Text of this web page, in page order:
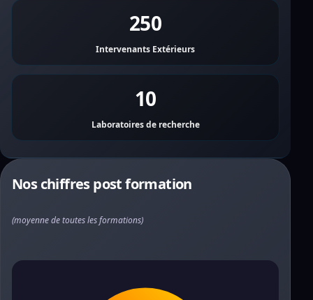
250
Intervenants Extérieurs
10
Laboratoires de recherche
Nos chiffres post formation
(moyenne de toutes les formations)